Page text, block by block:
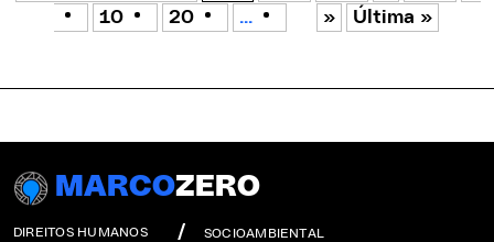
10
20 ... » Última »
MARCOZERO
DIREITOS HUMANOS SOCIOAMBIENTAL